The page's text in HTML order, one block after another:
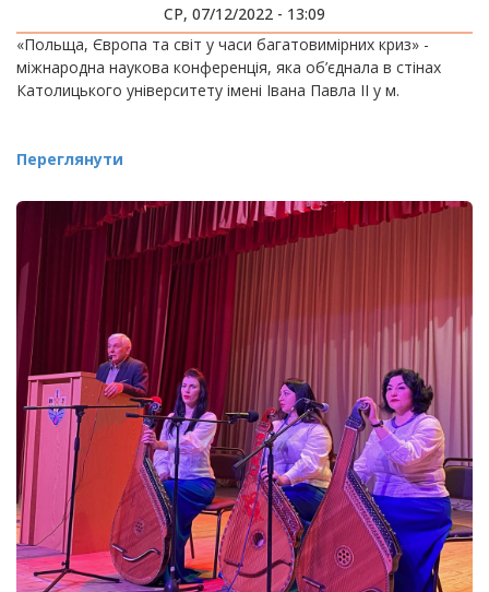
СР, 07/12/2022 - 13:09
«Польща, Європа та світ у часи багатовимірних криз» -
міжнародна наукова конференція, яка об’єднала в стінах
Католицького університету імені Івана Павла ІІ у м.
Переглянути